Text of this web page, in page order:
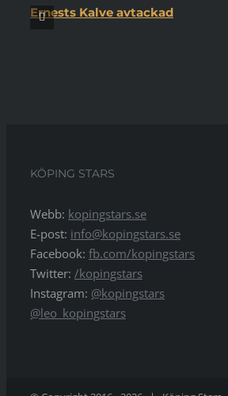
Ernests Kalve avtackad
KÖPING STARS
Webb: kopingstars.se
E-post: info@kopingstars.se
Facebook: fb.com/kopingstars
Twitter: /kopingstars
Instagram: @kopingstars
@leo_kopingstars